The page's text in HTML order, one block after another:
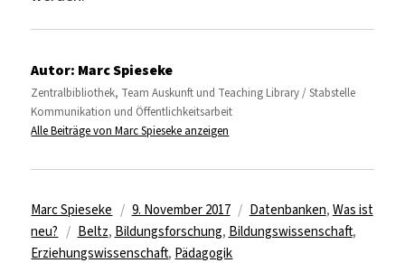
Autor: Marc Spieseke
Zentralbibliothek, Team Auskunft und Teaching Library / Stabstelle
Kommunikation und Öffentlichkeitsarbeit
Alle Beiträge von Marc Spieseke anzeigen
Autor
Marc Spieseke
Veröffentlicht
am
9. November 2017 Kategorien
Datenbanken, Was ist
neu?
Schlagwörter
Beltz, Bildungsforschung, Bildungswissenschaft,
Erziehungswissenschaft, Pädagogik